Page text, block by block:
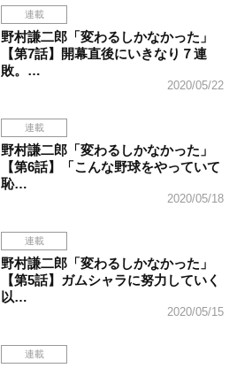
連載
野村謙二郎「変わるしかなかった」
【第7話】開幕直後にいきなり７連
敗。…
2020/05/22
連載
野村謙二郎「変わるしかなかった」
【第6話】「こんな野球をやっていて
恥…
2020/05/18
連載
野村謙二郎「変わるしかなかった」
【第5話】ガムシャラに努力していく
以…
2020/05/15
連載